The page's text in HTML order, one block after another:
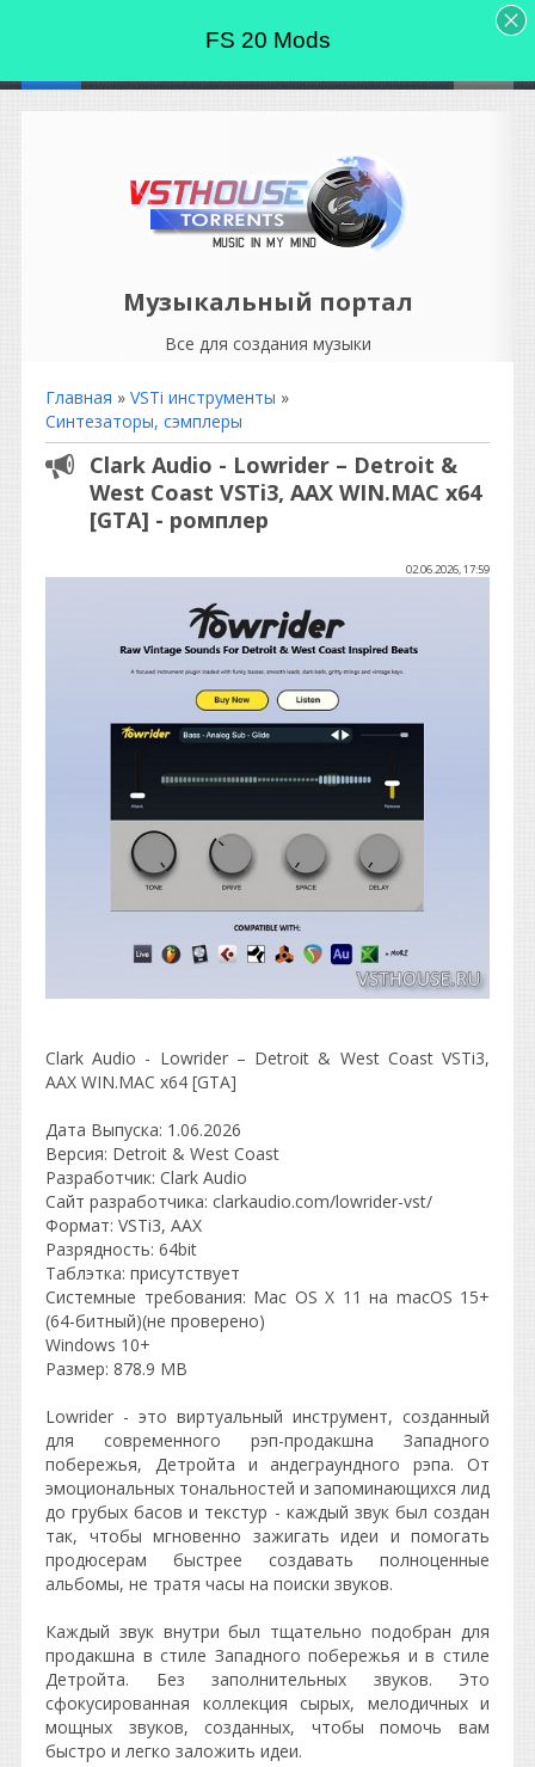
Музыкальный портал
Все для создания музыки
Главная » VSTi инструменты »
Синтезаторы, сэмплеры
Clark Audio - Lowrider – Detroit &
West Coast VSTi3, AAX WIN.MAC x64
[GTA] - ромплер
02.06.2026, 17:59
Clark Audio - Lowrider – Detroit & West Coast VSTi3,
AAX WIN.MAC x64 [GTA]
Дата Выпуска: 1.06.2026
Версия: Detroit & West Coast
Разработчик: Clark Audio
Сайт разработчика: clarkaudio.com/lowrider-vst/
Формат: VSTi3, AAX
Разрядность: 64bit
Таблэтка: присутствует
Системные требования: Mac OS X 11 на macOS 15+
(64-битный)(не проверено)
Windows 10+
Размер: 878.9 MB
Lowrider - это виртуальный инструмент, созданный
для современного рэп-продакшна Западного
побережья, Детройта и андеграундного рэпа. От
эмоциональных тональностей и запоминающихся лид
до грубых басов и текстур - каждый звук был создан
так, чтобы мгновенно зажигать идеи и помогать
продюсерам быстрее создавать полноценные
альбомы, не тратя часы на поиски звуков.
Каждый звук внутри был тщательно подобран для
продакшна в стиле Западного побережья и в стиле
Детройта. Без заполнительных звуков. Это
сфокусированная коллекция сырых, мелодичных и
мощных звуков, созданных, чтобы помочь вам
быстро и легко заложить идеи.
FS 20 Mods